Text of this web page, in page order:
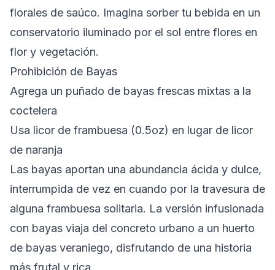
florales de saúco. Imagina sorber tu bebida en un
conservatorio iluminado por el sol entre flores en
flor y vegetación.
Prohibición de Bayas
Agrega un puñado de bayas frescas mixtas a la
coctelera
Usa licor de frambuesa (0.5oz) en lugar de licor
de naranja
Las bayas aportan una abundancia ácida y dulce,
interrumpida de vez en cuando por la travesura de
alguna frambuesa solitaria. La versión infusionada
con bayas viaja del concreto urbano a un huerto
de bayas veraniego, disfrutando de una historia
más frutal y rica.